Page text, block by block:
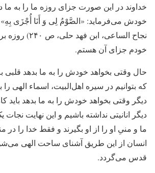
خداوند در این صورت جزای روزه‌ ما را به ما
خودش می‌فرماید: «الصَّوْمُ لِی وَ أَنَا أُجْزَى
نجاح الساعی، ابن
خودم جزای آن هستم.
حال وقتی بخواهد خودش را به ما بدهد قلبی
که بتوانیم در سیره‌ اهل‌البیت، اسماء الهی
دیگر وقتی بخواهد خودش را به ما بدهد باید
دیگر انانیتی نداشته باشیم و این نهایت
ما و منیِ او را از او بگیرند و فقط خدا را
انسان از این طریق آشنای ساحت الهی
قدس می‌گردد.